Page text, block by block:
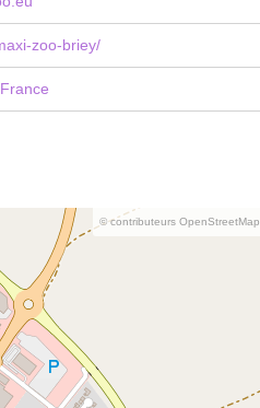
zoo-briey/
© contributeurs OpenStreetMap